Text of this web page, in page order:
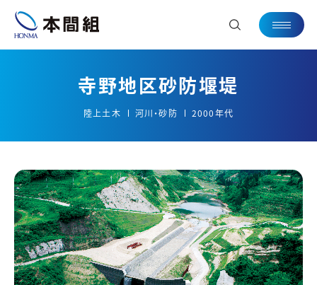
寺野地区砂防堰堤
陸上土木 河川・砂防 2000年代